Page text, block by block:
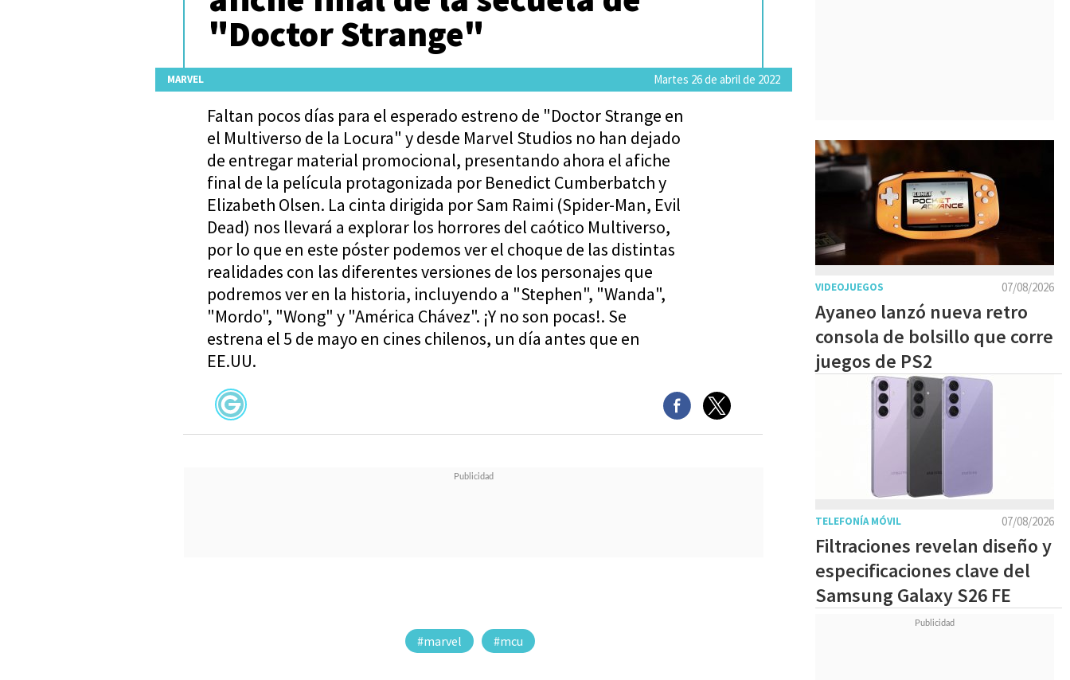
"Doctor Strange"
Martes 26 de abril de 2022
MARVEL
Faltan pocos días para el esperado estreno de "Doctor Strange en
el Multiverso de la Locura" y desde Marvel Studios no han dejado
de entregar material promocional, presentando ahora el afiche
final de la película protagonizada por Benedict Cumberbatch y
Elizabeth Olsen. La cinta dirigida por Sam Raimi (Spider-Man, Evil
Dead) nos llevará a explorar los horrores del caótico Multiverso,
por lo que en este póster podemos ver el choque de las distintas
realidades con las diferentes versiones de los personajes que
podremos ver en la historia, incluyendo a "Stephen", "Wanda",
"Mordo", "Wong" y "América Chávez". ¡Y no son pocas!. Se
estrena el 5 de mayo en cines chilenos, un día antes que en
EE.UU.
#marvel #mcu
07/08/2026
VIDEOJUEGOS
Ayaneo lanzó nueva retro
consola de bolsillo que corre
juegos de PS2
07/08/2026
TELEFONÍA MÓVIL
Filtraciones revelan diseño y
especificaciones clave del
Samsung Galaxy S26 FE